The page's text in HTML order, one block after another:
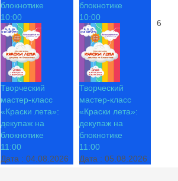
блокнотике
10:00
Творческий
мастер-класс
«Краски лета»:
декупаж на
блокнотике
11:00
Дата : 04.08.2026
блокнотике
10:00
Творческий
мастер-класс
«Краски лета»:
декупаж на
блокнотике
11:00
Дата : 05.08.2026
6